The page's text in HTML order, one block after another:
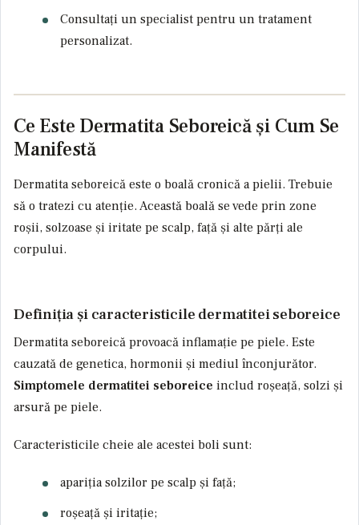
Consultați un specialist pentru un tratament
personalizat.
Ce Este Dermatita Seboreică și Cum Se
Manifestă
Dermatita seboreică este o boală cronică a pielii. Trebuie
să o tratezi cu atenție. Această boală se vede prin zone
roșii, solzoase și iritate pe scalp, față și alte părți ale
corpului.
Definiția și caracteristicile dermatitei seboreice
Dermatita seboreică provoacă inflamație pe piele. Este
cauzată de genetica, hormonii și mediul înconjurător.
Simptomele dermatitei seboreice includ roșeață, solzi și
arsură pe piele.
Caracteristicile cheie ale acestei boli sunt:
apariția solzilor pe scalp și față;
roșeață și iritație;